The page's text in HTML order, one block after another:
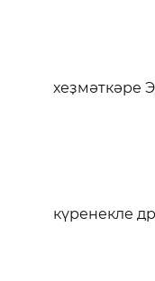
хеҙмәткәре
күренекле